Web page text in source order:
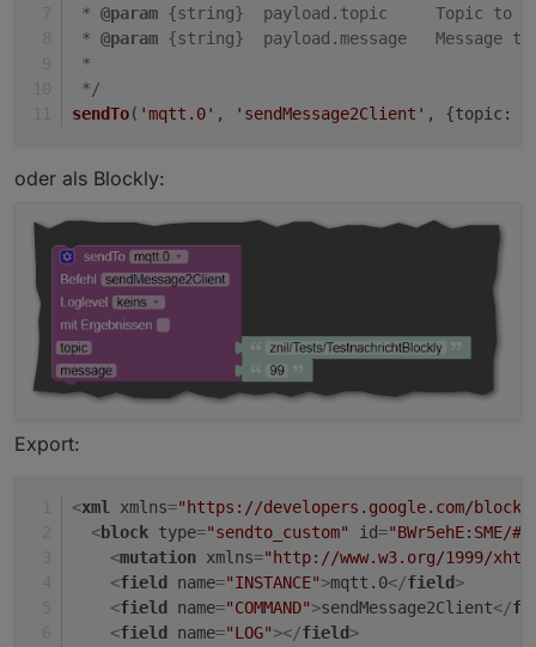
* @param {string}  payload.topic     Topic to
* @param {string}  payload.message   Message
*
*/
sendTo( 'mqtt.0' , 'sendMessage2Client' , {topic:
oder als Blockly:
Export:
<xml xmlns="https://developers.google.com/
<block type="sendto_custom" id="BWr5ehE:SME/
<mutation xmlns="http://www.w3.org/1999/
<field name="INSTANCE">mqtt.0</field>
<field name="COMMAND">sendMessage2Client</
<field name="LOG"></field>